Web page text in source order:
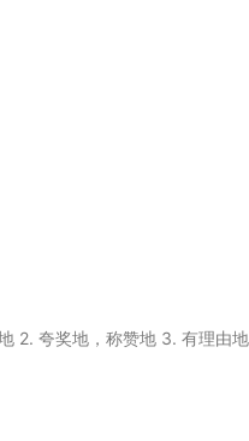
2. 夸奖地，称赞地 3. 有理由